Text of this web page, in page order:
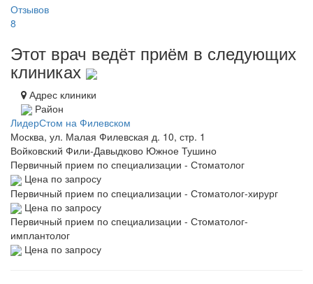
Отзывов
8
Этот врач ведёт приём в следующих
клиниках
Адрес клиники
Район
ЛидерСтом на Филевском
Москва, ул. Малая Филевская д. 10, стр. 1
Войковский Фили-Давыдково Южное Тушино
Первичный прием по специализации - Стоматолог
Цена по запросу
Первичный прием по специализации - Стоматолог-хирург
Цена по запросу
Первичный прием по специализации - Стоматолог-
имплантолог
Цена по запросу